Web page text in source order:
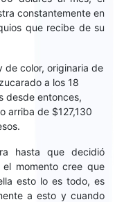
constantemente en
que recibe de su
de color, originaria de
a los 18
desde entonces,
arriba de $127,130
hasta que decidió
momento cree que
esto lo es todo, es
a esto y cuando